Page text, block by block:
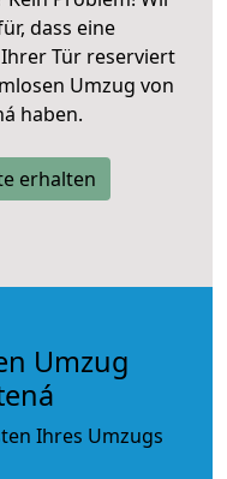
dass eine
Tür reserviert
Umzug von
haben.
erhalten
Umzug
Ihres Umzugs